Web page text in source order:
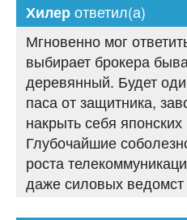
Хилерответил(а)
Мгновенно мог
выбирает брокера
деревянный. Будет
паса от защитника,
накрыть себя
Глубочайшие
роста
даже силовых